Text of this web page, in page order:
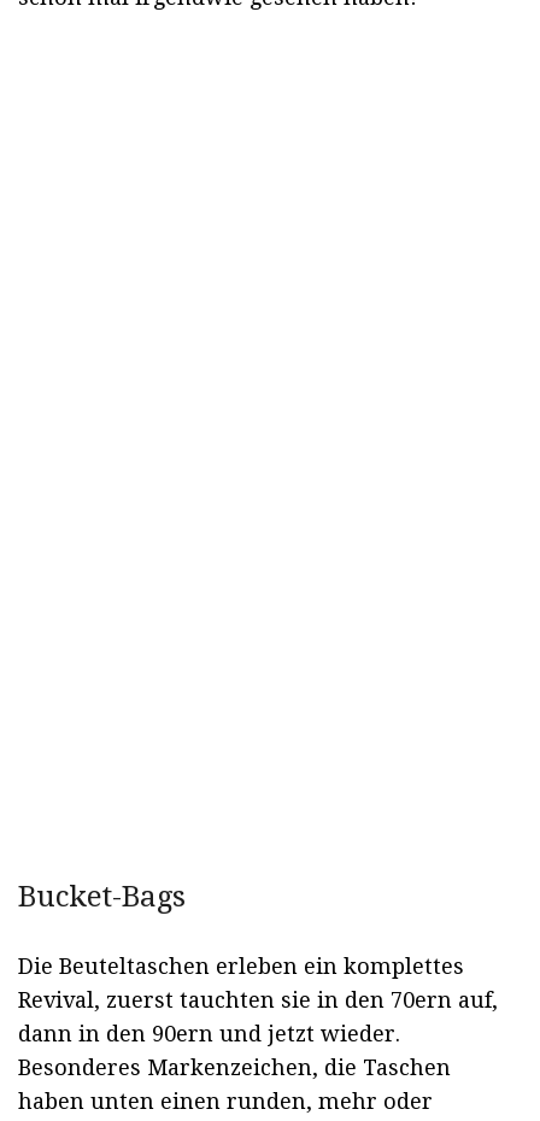
Bucket-Bags
Die Beuteltaschen erleben ein komplettes
Revival, zuerst tauchten sie in den 70ern auf,
dann in den 90ern und jetzt wieder.
Besonderes Markenzeichen, die Taschen
haben unten einen runden, mehr oder